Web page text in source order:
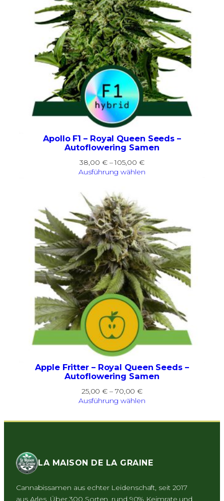
Apollo F1 – Royal Queen Seeds –
Autoflowering Samen
38,00 € –105,00 €Preisspanne:
38,00 €
Ausführung wählen
Apple Fritter – Royal Queen Seeds –
Autoflowering Samen
25,00€ – 70,00€Preisspanne:
25,00 €
70,00 €
Ausführung wählen
LA MAISON DE LA GRAINE
Cannabissamen aus echter Leidenschaft, seit 2017
aus Arles. Über 300 Sorten, rund 90% Keimrate und